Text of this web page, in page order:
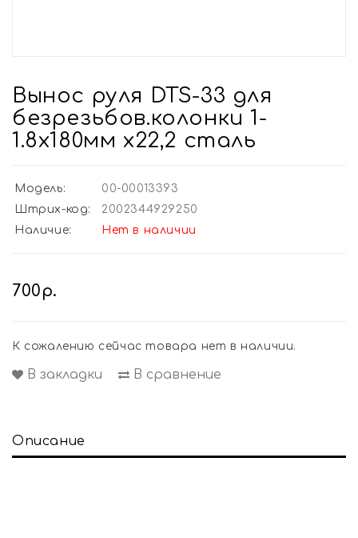
Вынос руля DTS-33 для
безрезьбов.колонки 1-
1.8х180мм х22,2 сталь
Модель:
00-00013393
Штрих-код:
2002344929250
Наличие:
Нет в наличии
700р.
К сожалению сейчас товара нет в наличии.
В закладки В сравнение
Описание